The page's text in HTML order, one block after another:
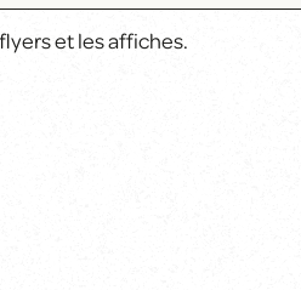
et les affiches.